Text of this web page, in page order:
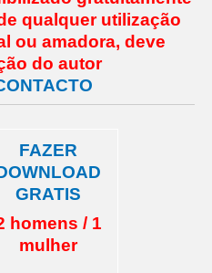
qualquer utilização
ou amadora, deve
do autor
FAZER
GRATIS
homens / 1
mulher